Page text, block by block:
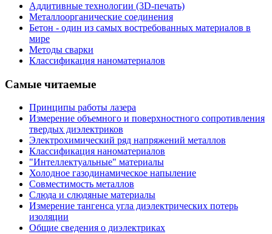
Аддитивные технологии (3D-печать)
Металлоорганические соединения
Бетон - один из самых востребованных материалов в
мире
Методы сварки
Классификация наноматериалов
Самые читаемые
Принципы работы лазера
Измерение объемного и поверхностного сопротивления
твердых диэлектриков
Электрохимический ряд напряжений металлов
Классификация наноматериалов
"Интеллектуальные" материалы
Холодное газодинамическое напыление
Совместимость металлов
Слюда и слюдяные материалы
Измерение тангенса угла диэлектрических потерь
изоляции
Общие сведения о диэлектриках